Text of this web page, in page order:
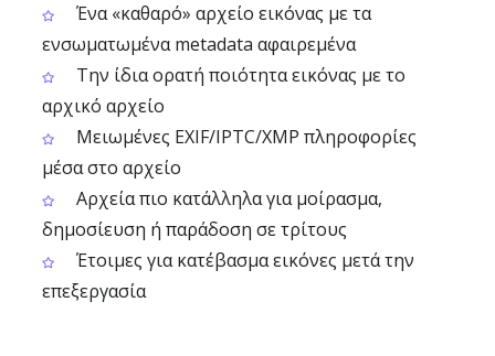
Ένα «καθαρό» αρχείο εικόνας με τα
ενσωματωμένα metadata αφαιρεμένα
Την ίδια ορατή ποιότητα εικόνας με το
αρχικό αρχείο
Μειωμένες EXIF/IPTC/XMP πληροφορίες
μέσα στο αρχείο
Αρχεία πιο κατάλληλα για μοίρασμα,
δημοσίευση ή παράδοση σε τρίτους
Έτοιμες για κατέβασμα εικόνες μετά την
επεξεργασία